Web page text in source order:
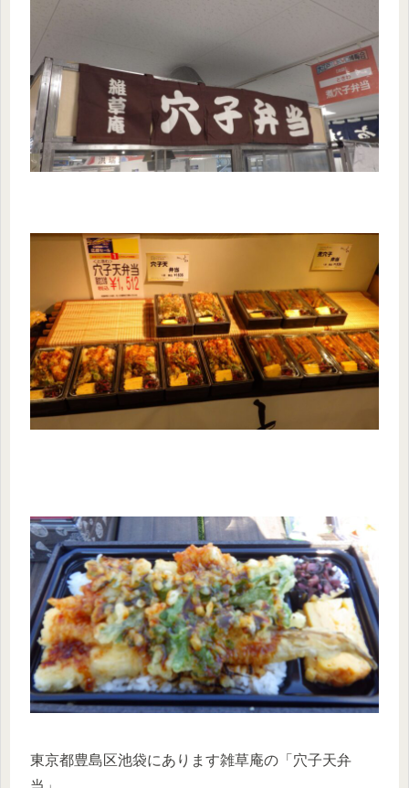
東京都豊島区池袋にあります雑草庵の「穴子天弁